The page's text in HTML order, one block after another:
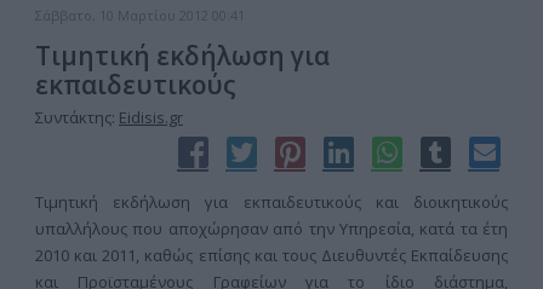
Σάββατο, 10 Μαρτίου 2012 00:41
Τιμητική εκδήλωση για
εκπαιδευτικούς
Συντάκτης: Eidisis.gr
Τιμητική εκδήλωση για εκπαιδευτικούς και διοικητικούς
υπαλλήλους που αποχώρησαν από την Υπηρεσία, κατά τα έτη
2010 και 2011, καθώς επίσης και τους Διευθυντές Εκπαίδευσης
και Προϊσταμένους Γραφείων για το ίδιο διάστημα,